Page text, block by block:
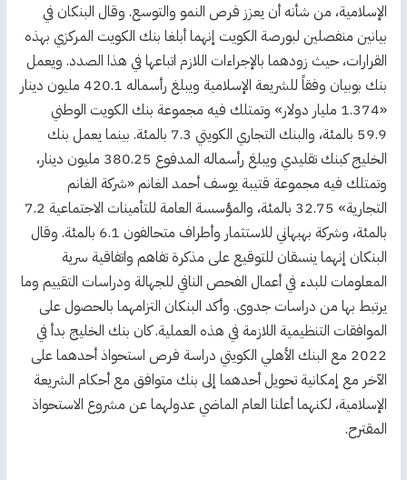
الإسلامية، من شأنه أن يعزز فرص النمو والتوسع. وقال البنكان في
بيانين منفصلين لبورصة الكويت إنهما أبلغا بنك الكويت المركزي بهذه
القرارات، حيث زودهما بالإجراءات اللازم اتباعها في هذا الصدد. ويعمل
بنك بوبيان وفقاً للشريعة الإسلامية ويبلغ رأسماله 420.1 مليون دينار
«1.374 مليار دولار» وتمتلك فيه مجموعة بنك الكويت الوطني
59.9 بالمئة، والبنك التجاري الكويتي 7.3 بالمئة. بينما يعمل بنك
الخليج كبنك تقليدي ويبلغ رأسماله المدفوع 380.25 مليون دينار،
وتمتلك فيه مجموعة قتيبة يوسف أحمد الغانم «شركة الغانم
التجارية» 32.75 بالمئة، والمؤسسة العامة للتأمينات الاجتماعية 7.2
بالمئة، وشركة بهبهاني للاستثمار وأطراف متحالفون 6.1 بالمئة. وقال
البنكان إنهما ينسقان للتوقيع على مذكرة تفاهم واتفاقية سرية
المعلومات للبدء في أعمال الفحص النافي للجهالة ودراسات التقييم وما
يرتبط بها من دراسات جدوى. وأكد البنكان التزامهما بالحصول على
الموافقات التنظيمية اللازمة في هذه العملية. كان بنك الخليج بدأ في
2022 مع البنك الأهلي الكويتي دراسة فرص استحواذ أحدهما على
الآخر مع إمكانية تحويل أحدهما إلى بنك متوافق مع أحكام الشريعة
الإسلامية، لكنهما أعلنا العام الماضي عدولهما عن مشروع الاستحواذ
المقترح.